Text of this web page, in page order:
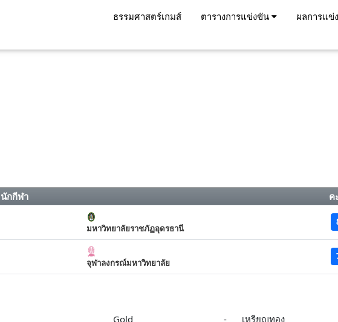
ธรรมศาสตร์เกมส์ ตารางการแข่งขัน ผลการแข่
นักกีฬา ค
มหาวิทยาลัยราชภัฏอุดรธานี
จุฬาลงกรณ์มหาวิทยาลัย
Gold -
เหรียญทอง